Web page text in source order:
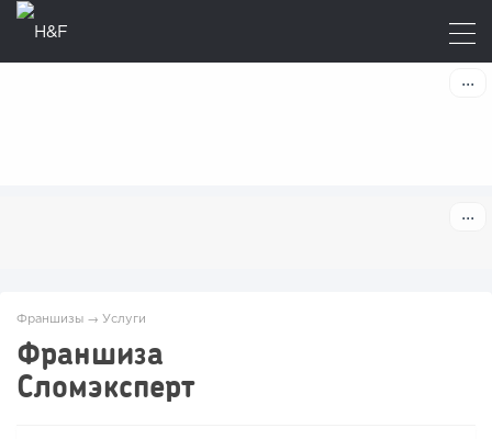
Франшизы → Услуги
Франшиза
Сломэксперт